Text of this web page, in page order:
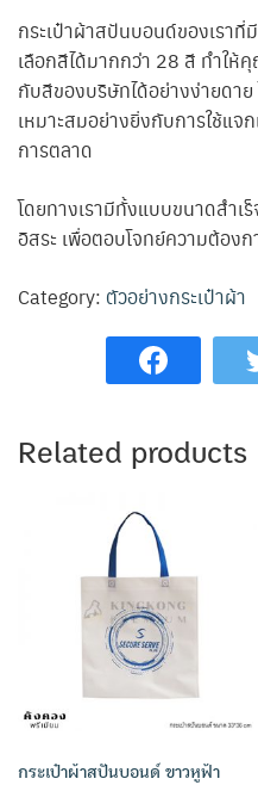
กระเป๋าผ้าสปันบอนด์ของเรา
เลือกสีได้มากกว่า 28 สี ทำให้
กับสีของบริษัทได้อย่างง่ายดา
เหมาะสมอย่างยิ่งกับการใช้แจ
การตลาด
โดยทางเรามีทั้งแบบขนาดสำเ
อิสระ เพื่อตอบโจทย์ความต้อง
Category: ตัวอย่างกระเป๋าผ้า
Related products
กระเป๋าผ้าสปันบอนด์ ขาวหูฟ้า